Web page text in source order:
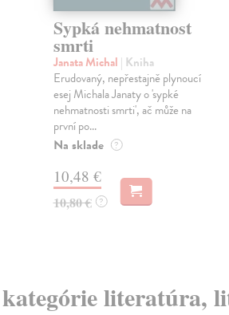
Sypká nehmatnost
smrti
Janata Michal | Kniha
Erudovaný, nepřestajně plynoucí
esej Michala Janaty o 'sypké
nehmatnosti smrti', ač může na
první po...
Na sklade ?
10,48 €
10,80 € ?
literatúra,